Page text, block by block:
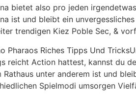
bietet also pro jeden
ist und bleibt ein
trendigen Kiez Poble Sec, &
reicht Action hattest, kannst du
Rathaus unter anderem ist und
Spielmodi umsorgen